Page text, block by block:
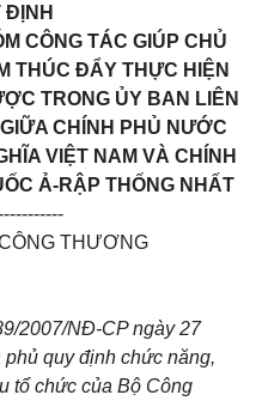
ĐỊNH
CÔNG TÁC GIÚP CHỦ
THÚC ĐẨY THỰC HIỆN
TRONG ỦY BAN LIÊN
CHÍNH PHỦ NƯỚC
VIỆT NAM VÀ CHÍNH
Ả-RẬP THỐNG NHẤT
THƯƠNG
2007/NĐ-CP ngày 27
quy định chức năng,
tổ chức của Bộ Công